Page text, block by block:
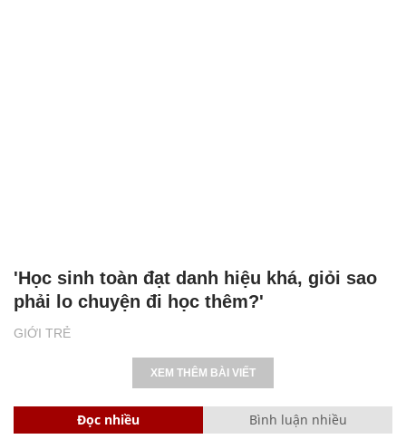
GIỚI TRẺ
'Học sinh toàn đạt danh hiệu khá, giỏi sao
phải lo chuyện đi học thêm?'
XEM THÊM BÀI VIẾT
Đọc nhiều Bình luận nhiều